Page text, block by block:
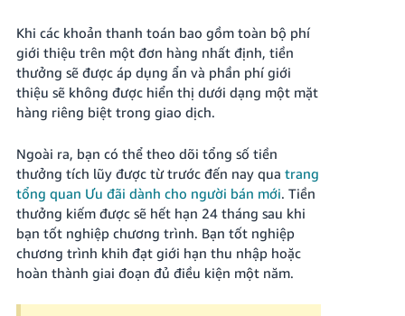
Khi các khoản thanh toán bao gồm toàn bộ phí
giới thiệu trên một đơn hàng nhất định, tiền
thưởng sẽ được áp dụng ẩn và phần phí giới
thiệu sẽ không được hiển thị dưới dạng một mặt
hàng riêng biệt trong giao dịch.
Ngoài ra, bạn có thể theo dõi tổng số tiền
thưởng tích lũy được từ trước đến nay qua trang
tổng quan Ưu đãi dành cho người bán mới. Tiền
thưởng kiếm được sẽ hết hạn 24 tháng sau khi
bạn tốt nghiệp chương trình. Bạn tốt nghiệp
chương trình khih đạt giới hạn thu nhập hoặc
hoàn thành giai đoạn đủ điều kiện một năm.